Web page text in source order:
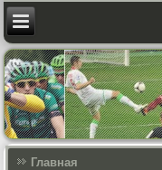
Главная